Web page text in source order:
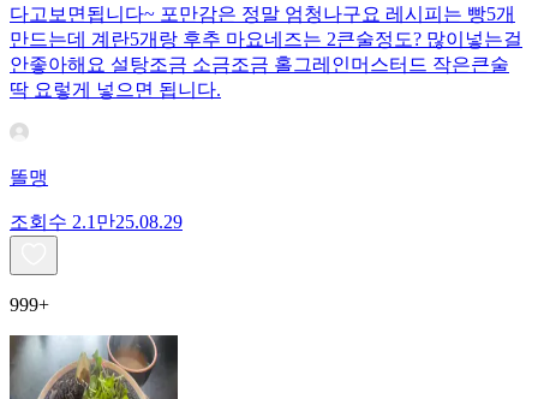
다고보면됩니다~ 포만감은 정말 엄청나구요 레시피는 빵5개
만드는데 계란5개랑 후추 마요네즈는 2큰술정도? 많이넣는걸
안좋아해요 설탕조금 소금조금 홀그레인머스터드 작은큰술
딱 요렇게 넣으면 됩니다.
똘맹
조회수 2.1만25.08.29
999+